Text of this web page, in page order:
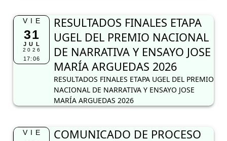
VIE
31
JUL
2026
17:06
RESULTADOS FINALES ETAPA
UGEL DEL PREMIO NACIONAL
DE NARRATIVA Y ENSAYO JOSE
MARÍA ARGUEDAS 2026
RESULTADOS FINALES ETAPA UGEL DEL PREMIO
NACIONAL DE NARRATIVA Y ENSAYO JOSE
MARÍA ARGUEDAS 2026
VIE
COMUNICADO DE PROCESO